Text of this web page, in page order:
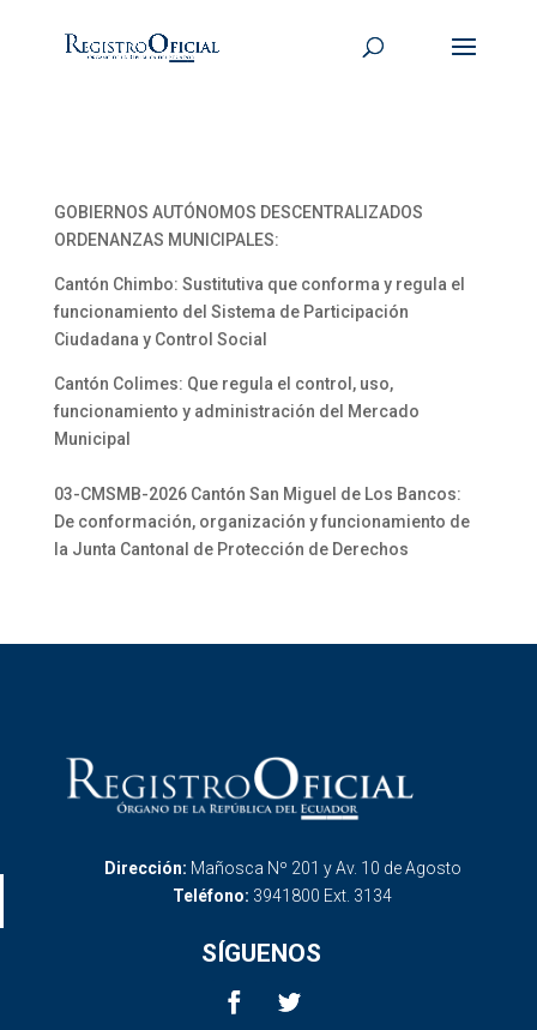
GOBIERNOS AUTÓNOMOS DESCENTRALIZADOS
ORDENANZAS MUNICIPALES:
Cantón Chimbo: Sustitutiva que conforma y regula el
funcionamiento del Sistema de Participación
Ciudadana y Control Social
Cantón Colimes: Que regula el control, uso,
funcionamiento y administración del Mercado
Municipal
03-CMSMB-2026 Cantón San Miguel de Los Bancos:
De conformación, organización y funcionamiento de
la Junta Cantonal de Protección de Derechos
Dirección: Mañosca Nº 201 y Av. 10 de Agosto
Teléfono: 3941800 Ext. 3134
SÍGUENOS